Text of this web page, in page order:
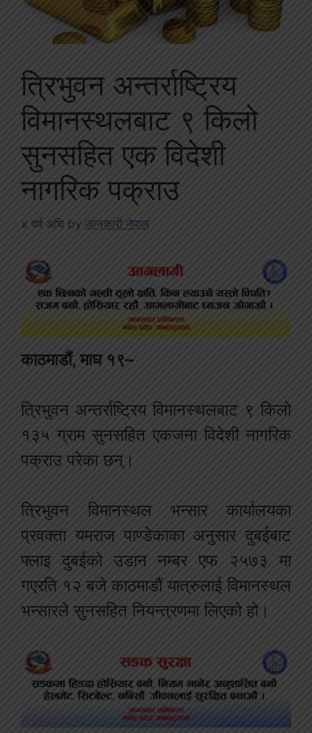
त्रिभुवन अन्तर्राष्ट्रिय
विमानस्थलबाट ९ किलो
सुनसहित एक विदेशी
नागरिक पक्राउ
४ वर्ष अघि by जानकारी नेपाल
काठमाडौं, माघ १९–
त्रिभुवन अन्तर्राष्ट्रिय विमानस्थलबाट ९ किलो
१३५ ग्राम सुनसहित एकजना विदेशी नागरिक
पक्राउ परेका छन्।
त्रिभुवन विमानस्थल भन्सार कार्यालयका
प्रवक्ता यमराज पाण्डेकाका अनुसार दुबईबाट
फ्लाइ दुबईको उडान नम्बर एफ २५७३ मा
गएरति १२ बजे काठमाडौं यात्रुलाई विमानस्थल
भन्सारले सुनसहित नियन्त्रणमा लिएको हो।